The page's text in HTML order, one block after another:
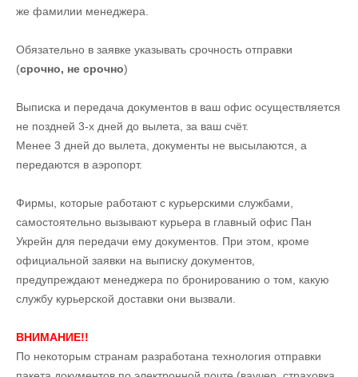
же фамилии менеджера.
Обязательно в заявке указывать срочность отправки
(срочно, не срочно)
Выписка и передача документов в ваш офис осуществляется
не поздней 3-х дней до вылета, за ваш счёт.
Менее 3 дней до вылета, документы не высылаются, а
передаются в аэропорт.
Фирмы, которые работают с курьерскими службами,
самостоятельно вызывают курьера в главный офис Пан
Укрейн для передачи ему документов. При этом, кроме
официальной заявки на выписку документов,
предупреждают менеджера по бронированию о том, какую
службу курьерской доставки они вызвали.
ВНИМАНИЕ!!
По некоторым странам разработана технология отправки